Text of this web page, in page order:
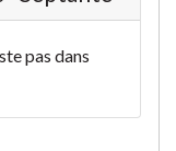
pas dans